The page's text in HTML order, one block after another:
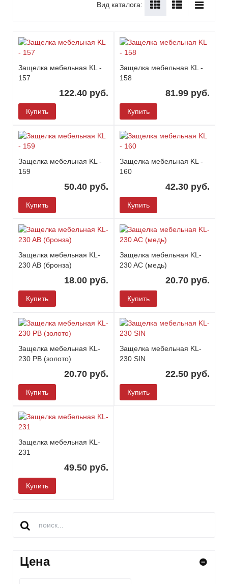
Вид каталога:
Защелка мебельная KL -
157
122.40 руб.
Купить
Защелка мебельная KL -
158
81.99 руб.
Купить
Защелка мебельная KL -
159
50.40 руб.
Купить
Защелка мебельная KL -
160
42.30 руб.
Купить
Защелка мебельная KL-
230 AB (бронза)
18.00 руб.
Купить
Защелка мебельная KL-
230 AC (медь)
20.70 руб.
Купить
Защелка мебельная KL-
230 PB (золото)
20.70 руб.
Купить
Защелка мебельная KL-
230 SIN
22.50 руб.
Купить
Защелка мебельная KL-
231
49.50 руб.
Купить
Цена